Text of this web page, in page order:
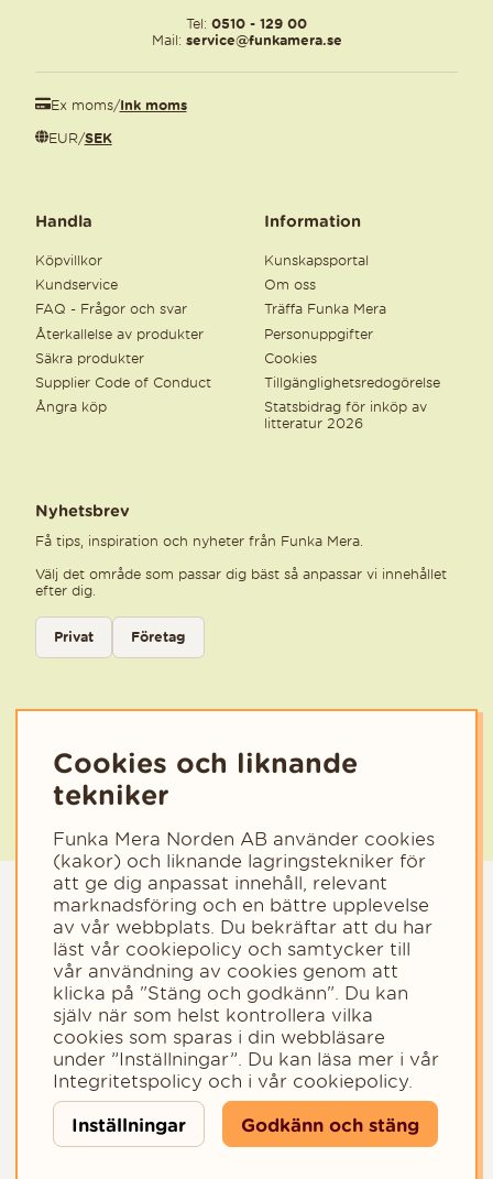
Tel: 0510 - 129 00
Mail: service@funkamera.se
Ex moms/Ink moms
EUR/SEK
Handla
Köpvillkor
Kundservice
FAQ - Frågor och svar
Återkallelse av produkter
Säkra produkter
Supplier Code of Conduct
Ångra köp
Information
Kunskapsportal
Om oss
Träffa Funka Mera
Personuppgifter
Cookies
Tillgänglighetsredogörelse
Statsbidrag för inköp av
litteratur 2026
Nyhetsbrev
Få tips, inspiration och nyheter från Funka Mera.
Välj det område som passar dig bäst så anpassar vi innehållet
efter dig.
Välj kategori för nyhetsbrev
Privat
Företag
Copyright © 2023 - Funka Mera Norden AB
Cookies och liknande
tekniker
Funka Mera Norden AB använder cookies
(kakor) och liknande lagringstekniker för
att ge dig anpassat innehåll, relevant
marknadsföring och en bättre upplevelse
av vår webbplats. Du bekräftar att du har
läst vår cookiepolicy och samtycker till
vår användning av cookies genom att
klicka på "Stäng och godkänn". Du kan
själv när som helst kontrollera vilka
cookies som sparas i din webbläsare
under ”Inställningar”. Du kan läsa mer i vår
Integritetspolicy och i vår cookiepolicy.
Inställningar Godkänn och stäng